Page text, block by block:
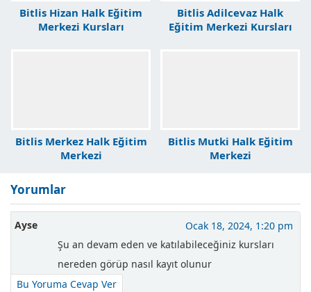
Bitlis Hizan Halk Eğitim
Merkezi Kursları
Bitlis Adilcevaz Halk
Eğitim Merkezi Kursları
Bitlis Merkez Halk Eğitim
Merkezi
Bitlis Mutki Halk Eğitim
Merkezi
Yorumlar
Ayse
Ocak 18, 2024, 1:20 pm
Şu an devam eden ve katılabileceğiniz kursları
nereden görüp nasıl kayıt olunur
Bu Yoruma Cevap Ver